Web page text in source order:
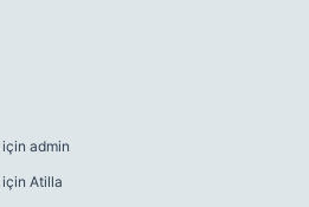
için admin
için Atilla